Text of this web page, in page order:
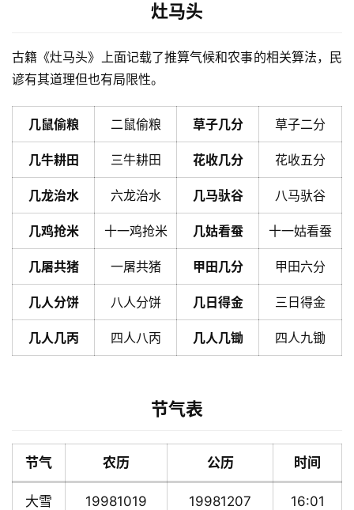
灶马头
古籍《灶马头》上面记载了推算气候和农事的相关算法，民
谚有其道理但也有局限性。
几鼠偷粮 二鼠偷粮 草子几分 草子二分
几牛耕田 三牛耕田 花收几分 花收五分
几龙治水 六龙治水 几马驮谷 八马驮谷
几鸡抢米 十一鸡抢米 几姑看蚕 十一姑看蚕
几屠共猪 一屠共猪 甲田几分 甲田六分
几人分饼 八人分饼 几日得金 三日得金
几人几丙 四人八丙 几人几锄 四人九锄
节气表
节气 农历 公历 时间
大雪 19981019 19981207 16:01